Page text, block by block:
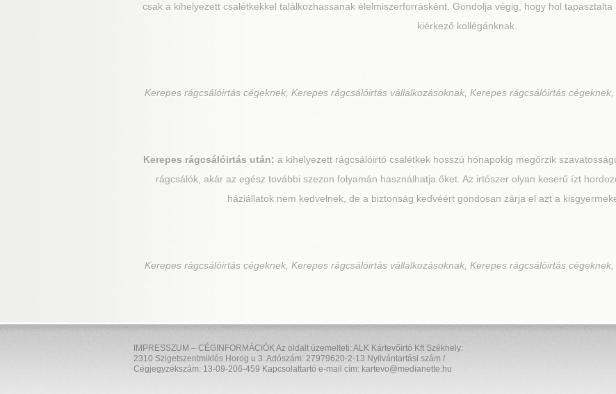
csak a kihelyezett csalétkekkel találkozhassanak élelmiszerforrásként. Gondolja végig, hogy hol
kiérkező kollégánknak.
Kerepes rágcsálóirtás cégeknek, Kerepes rágcsálóirtás vállalkozásoknak, Kerepes rágcsálóirtás
Kerepes rágcsálóirtás után: a kihelyezett rágcsálóirtó csalétkek hosszú hónapokig megőrzik
rágcsálók, akár az egész további szezon folyamán használhatja őket. Az irtószer olyan keserű ízt
háziállatok nem kedvelnek, de a biztonság kedvéért gondosan zárja el azt a
Kerepes rágcsálóirtás cégeknek, Kerepes rágcsálóirtás vállalkozásoknak, Kerepes rágcsálóirtás
IMPRESSZUM – CÉGINFORMÁCIÓK Az oldalt üzemelteti: ALK Kártevőirtó Kft Székhely:
2310 Szigetszentmiklós Horog u 3. Adószám: 27979620-2-13 Nyilvántartási szám /
Cégjegyzékszám: 13-09-206-459 Kapcsolattartó e-mail cím: kartevo@medianette.hu